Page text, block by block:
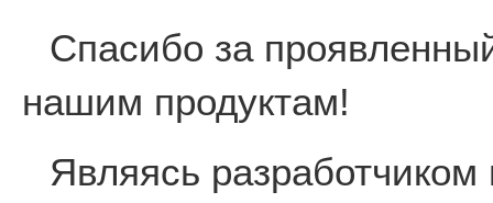
Спасибо за
нашим продуктам!
Являясь